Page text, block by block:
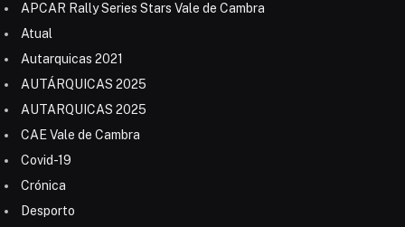
APCAR Rally Series Stars Vale de Cambra
Atual
Autarquicas 2021
AUTÁRQUICAS 2025
AUTARQUICAS 2025
CAE Vale de Cambra
Covid-19
Crónica
Desporto